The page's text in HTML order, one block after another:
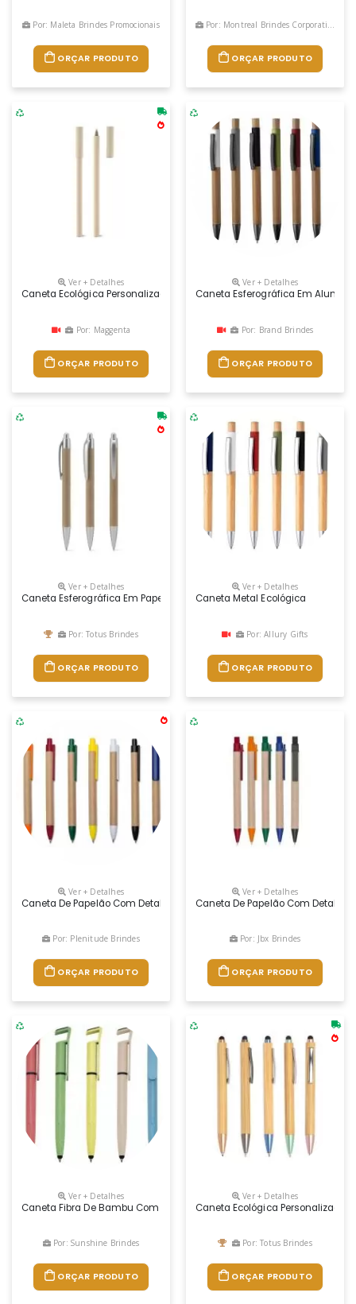
Por: Maleta Brindes Promocionais
ORÇAR PRODUTO
Por: Montreal Brindes Corporativos
ORÇAR PRODUTO
Ver + Detalhes
Caneta Ecológica Personalizada
Por: Maggenta
ORÇAR PRODUTO
Ver + Detalhes
Caneta Esferográfica Em
Por: Brand Brindes
ORÇAR PRODUTO
Ver + Detalhes
Caneta Esferográfica Em Papel 100% Reciclado E Detalhes Em Abs
Por: Totus Brindes
ORÇAR PRODUTO
Ver + Detalhes
Caneta Metal Ecológica
Por: Allury Gifts
ORÇAR PRODUTO
Ver + Detalhes
Caneta De Papelão Com Detalhes Plásticos, Carga Esferográfica Azul
Por: Plenitude Brindes
ORÇAR PRODUTO
Ver + Detalhes
Caneta De Papelão Com
Por: Jbx Brindes
ORÇAR PRODUTO
Ver + Detalhes
Caneta Fibra De Bambu Com Suporte Para Celular, Ponteira Touch
Por: Sunshine Brindes
ORÇAR PRODUTO
Ver + Detalhes
Caneta Ecológica Personalizada
Por: Totus Brindes
ORÇAR PRODUTO